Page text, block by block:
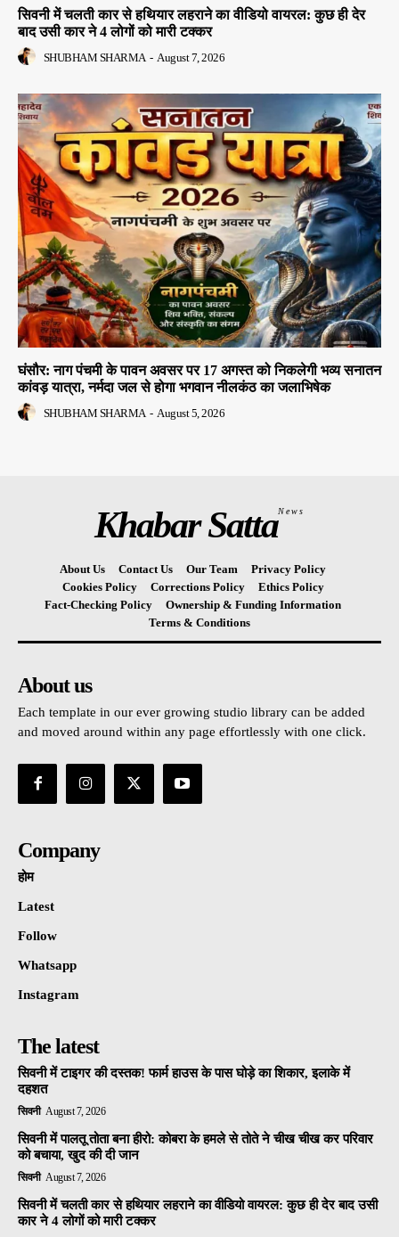
सिवनी में चलती कार से हथियार लहराने का वीडियो वायरल: कुछ ही देर
बाद उसी कार ने 4 लोगों को मारी टक्कर
SHUBHAM SHARMA - August 7, 2026
घंसौर: नाग पंचमी के पावन अवसर पर 17 अगस्त को निकलेगी भव्य सनातन
कांवड़ यात्रा, नर्मदा जल से होगा भगवान नीलकंठ का जलाभिषेक
SHUBHAM SHARMA - August 5, 2026
Khabar SattaNews
About Us Contact Us Our Team
Privacy Policy
Cookies Policy
Corrections Policy
Ethics Policy
Fact-Checking Policy
Ownership & Funding Information
Terms & Conditions
About us
Each template in our ever growing studio library can be added
and moved around within any page effortlessly with one click.
Company
होम
Latest
Follow
Whatsapp
Instagram
The latest
सिवनी में टाइगर की दस्तक! फार्म हाउस के पास घोड़े का शिकार, इलाके में
दहशत
सिवनी August 7, 2026
सिवनी में पालतू तोता बना हीरो: कोबरा के हमले से तोते ने चीख चीख कर परिवार
को बचाया, खुद की दी जान
सिवनी August 7, 2026
सिवनी में चलती कार से हथियार लहराने का वीडियो वायरल: कुछ ही देर बाद उसी
कार ने 4 लोगों को मारी टक्कर